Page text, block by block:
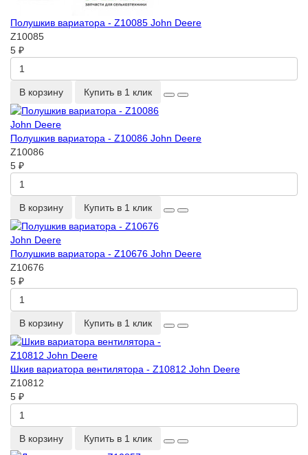
Полушкив вариатора - Z10085 John Deere
Z10085
5 ₽
В корзину Купить в 1 клик
Полушкив вариатора - Z10086 John Deere
Z10086
5 ₽
В корзину Купить в 1 клик
Полушкив вариатора - Z10676 John Deere
Z10676
5 ₽
В корзину Купить в 1 клик
Шкив вариатора вентилятора - Z10812 John Deere
Z10812
5 ₽
В корзину Купить в 1 клик